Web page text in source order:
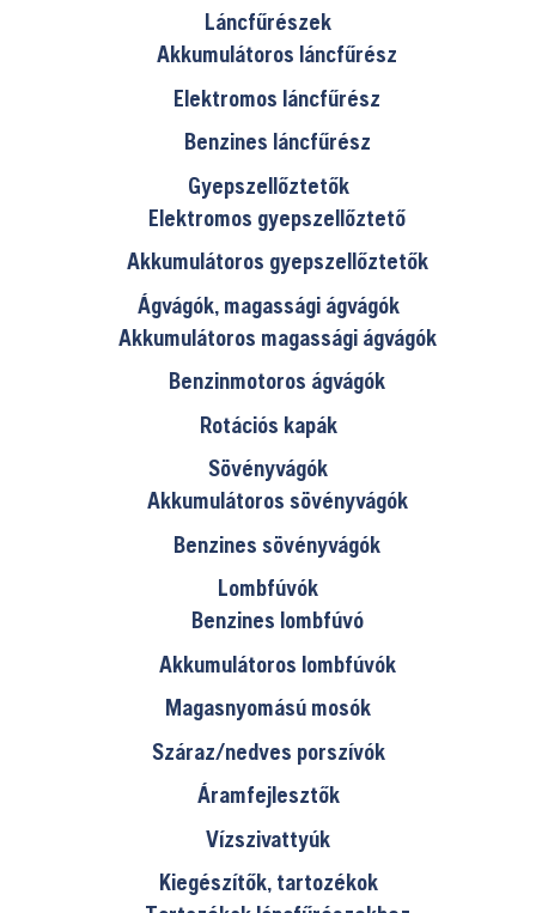
Láncfűrészek
Akkumulátoros láncfűrész
Elektromos láncfűrész
Benzines láncfűrész
Gyepszellőztetők
Elektromos gyepszellőztető
Akkumulátoros gyepszellőztetők
Ágvágók, magassági ágvágók
Akkumulátoros magassági ágvágók
Benzinmotoros ágvágók
Rotációs kapák
Sövényvágók
Akkumulátoros sövényvágók
Benzines sövényvágók
Lombfúvók
Benzines lombfúvó
Akkumulátoros lombfúvók
Magasnyomású mosók
Száraz/nedves porszívók
Áramfejlesztők
Vízszivattyúk
Kiegészítők, tartozékok